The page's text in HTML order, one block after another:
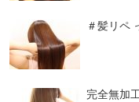
＃髪リペ
完全無加